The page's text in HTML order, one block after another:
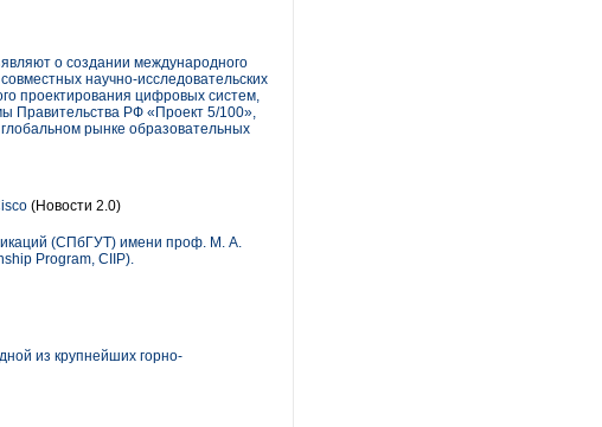
о создании международного
научно-исследовательских
проектирования цифровых систем,
Правительства РФ «Проект 5/100»,
рынке образовательных
(Новости 2.0)
(СПбГУТ) имени проф. М. А.
Program, CIIP).
из крупнейших горно-